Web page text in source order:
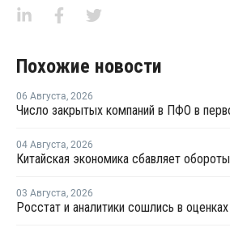
Похожие новости
06 Августа, 2026
04 Августа, 2026
Китайская экономика сбавляет обороты
03 Августа, 2026